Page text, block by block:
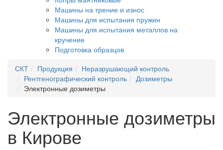
Машины на трение и износ
Машины для испытания пружин
Машины для испытания металлов на
кручение
Подготовка образцов
СКТ
Продукция
Неразрушающий контроль
Рентгенографический контроль
Дозиметры
Электронные дозиметры
Электронные дозиметры
в Кирове